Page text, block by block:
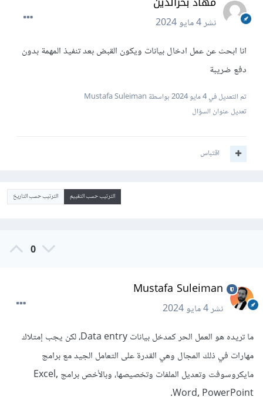
نشر4 مايو 2024
انا ابحث عن عمل ادخال بيانات ويكون القبض بعد تنفيذ المهمة بدون
دفع ضريبة
تم التعديل في4 مايو 2024
بواسطة Mustafa Suleiman
تعديل عنوان السؤال
اقتباس
الترتيب حسب التقييم الترتيب حسب التاريخ
0
Mustafa Suleiman
نشر4 مايو 2024
ما تريده هو العمل الحر كمدخل بيانات Data entry، لكن يجب إمتلاك
مهارات في ذلك المجال وهي القدرة على التعامل الجيد مع برامج
مايكروسوفت وتعديل الملفات وتخصيصها، وبالأخص برامج Excel,